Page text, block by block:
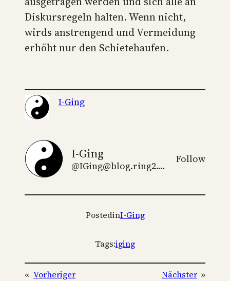
Diskursregeln halten. Wenn nicht,
wirds anstrengend und Vermeidung
erhöht nur den Schietehaufen.
I-Ging
I-Ging
@IGing@blog.ring2.de
Follow
PostedinI-Ging
Tags:iging
« Vorheriger Nächster »